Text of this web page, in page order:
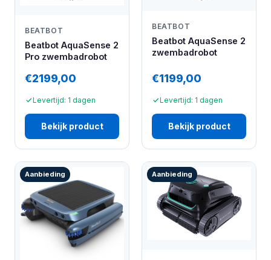
BEATBOT
Beatbot AquaSense 2
Pro zwembadrobot
€2199,00
Levertijd: 1 dagen
Bekijk product
BEATBOT
Beatbot AquaSense 2
zwembadrobot
€1199,00
Levertijd: 1 dagen
Bekijk product
Aanbieding Aanbieding